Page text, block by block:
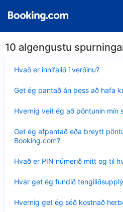
10 algengustu
Hvað er innifalið í verðinu?
sýnt
Get ég pantað án þess að hafa
sýnt
Hvernig veit ég að pöntunin mín
sýnt
Get ég afpantað eða breytt
Booking.com?
sýnt
Hvað er PIN númerið mitt og til
sýnt
Hvar get ég fundið
sýnt
Hvernig get ég séð kostnað
sýnt